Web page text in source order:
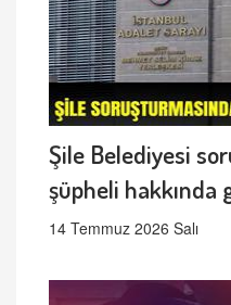
Şile Belediyesi
şüpheli hakkında
14 Temmuz 2026 Salı